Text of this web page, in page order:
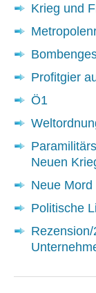
Krieg und
Profitgier
Ö1
Neuen
Neue Mord
Politische